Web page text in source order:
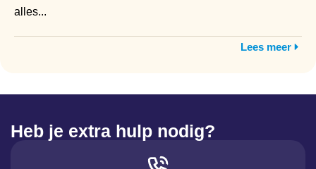
alles...
Lees meer
Heb je extra hulp nodig?